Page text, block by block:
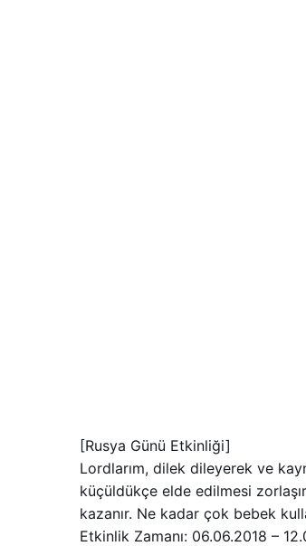
[Rusya Günü Etkinliği]
Lordlarım, dilek dileyerek ve
küçüldükçe elde edilmesi
kazanır. Ne kadar çok bebek
Etkinlik Zamanı: 06.06.2018 –